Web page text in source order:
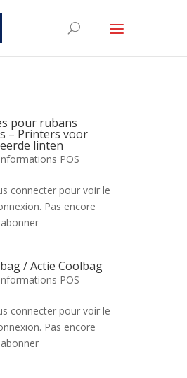
pour rubans
– Printers voor
linten
POS
connecter pour voir le
Pas encore
/ Actie Coolbag
POS
connecter pour voir le
Pas encore